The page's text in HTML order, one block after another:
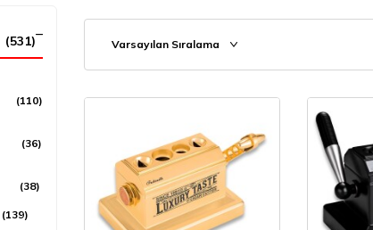
(531)
(110)
(36)
(38)
(139)